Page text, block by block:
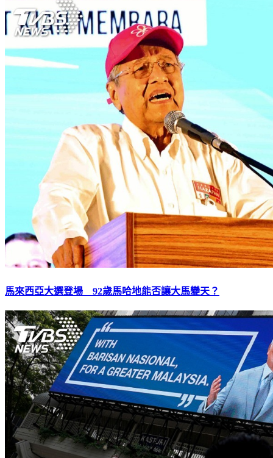
馬來西亞大選登場 92歲馬哈地能否讓大馬變天？